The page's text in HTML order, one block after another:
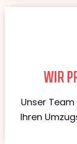
WIR
Unser
Ihren